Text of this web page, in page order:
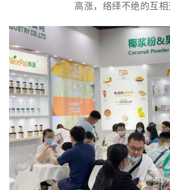
高涨，络绎不绝的互相